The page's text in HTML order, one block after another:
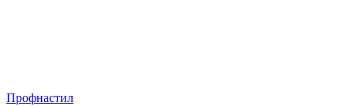
Профнастил